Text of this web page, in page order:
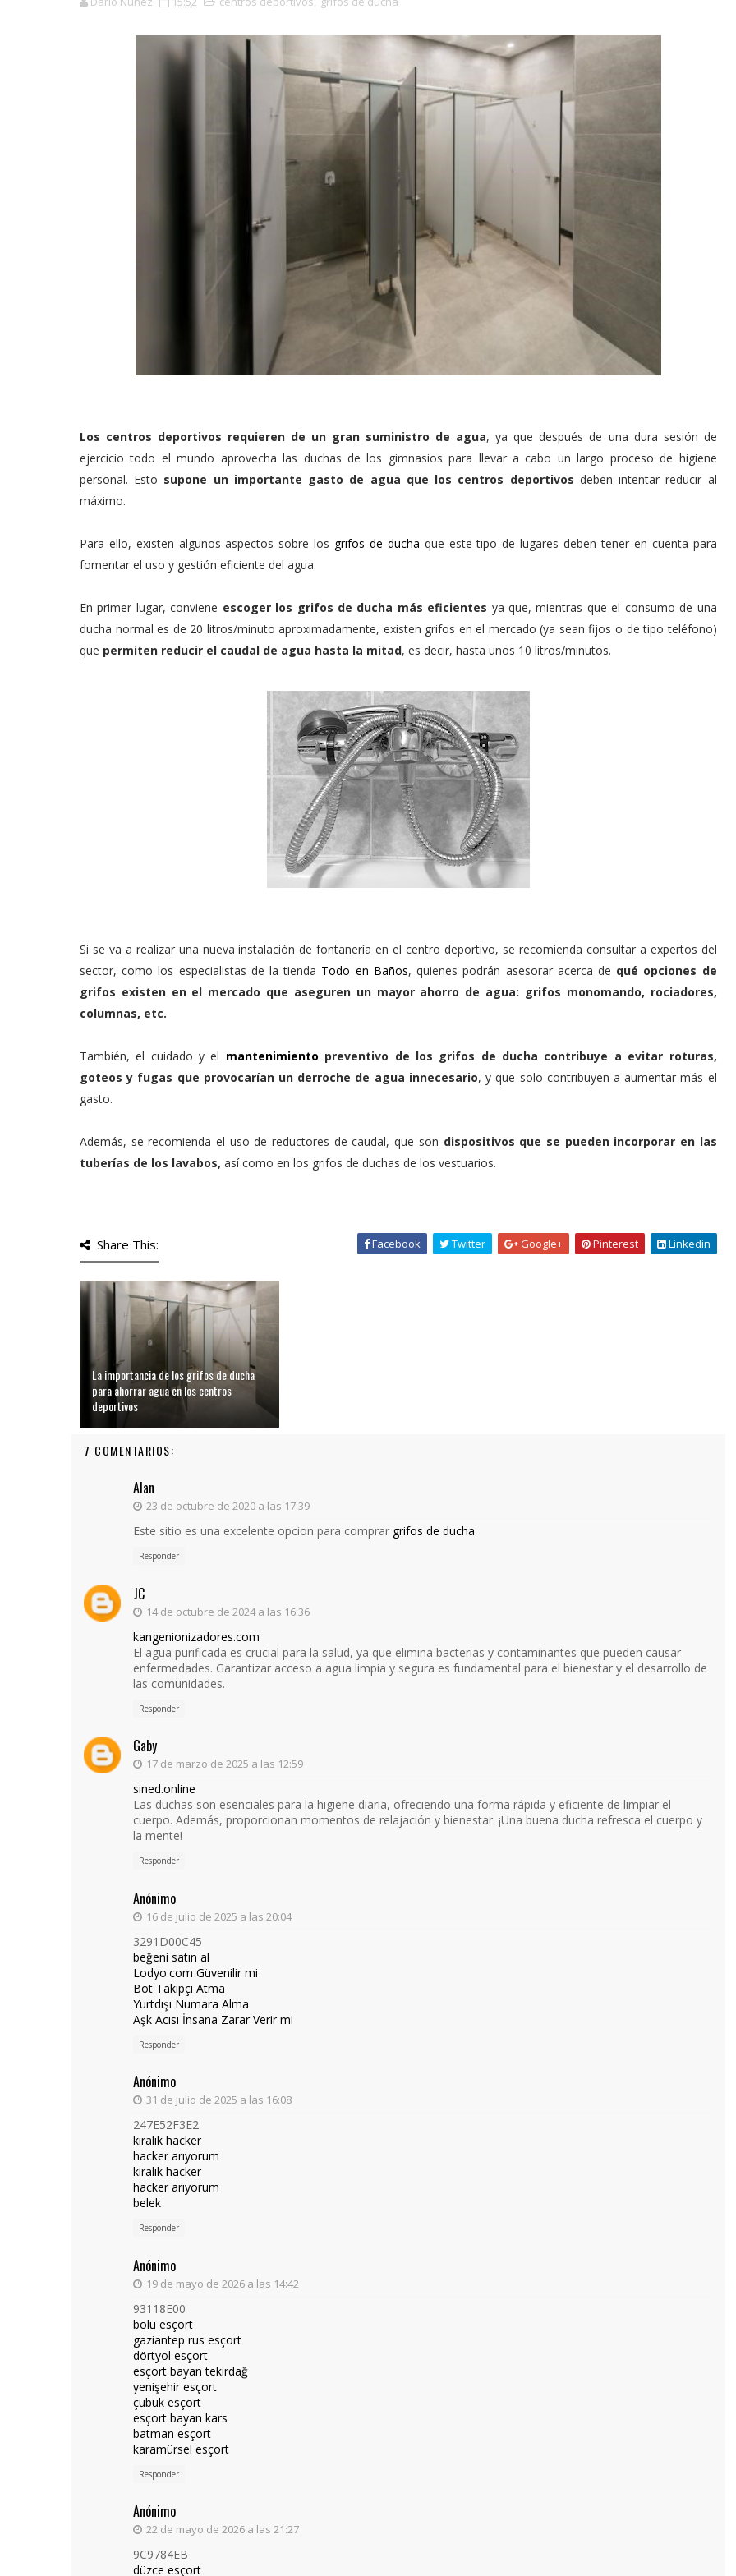
Los centros deportivos requieren de un gran suministro de agua, ya que después de una dura sesión de
ejercicio todo el mundo aprovecha las duchas de los gimnasios para llevar a cabo un largo proceso de higiene
personal. Esto supone un importante gasto de agua que los centros deportivos deben intentar reducir al
máximo.
Para ello, existen algunos aspectos sobre los grifos de ducha que este tipo de lugares deben tener en cuenta para
fomentar el uso y gestión eficiente del agua.
En primer lugar, conviene escoger los grifos de ducha más eficientes ya que, mientras que el consumo de una
ducha normal es de 20 litros/minuto aproximadamente, existen grifos en el mercado (ya sean fijos o de tipo teléfono)
que permiten reducir el caudal de agua hasta la mitad, es decir, hasta unos 10 litros/minutos.
Si se va a realizar una nueva instalación de fontanería en el centro deportivo, se recomienda consultar a expertos del
sector, como los especialistas de la tienda Todo en Baños, quienes podrán asesorar acerca de qué opciones de
grifos existen en el mercado que aseguren un mayor ahorro de agua: grifos monomando, rociadores,
columnas, etc.
También, el cuidado y el mantenimiento preventivo de los grifos de ducha contribuye a evitar roturas,
goteos y fugas que provocarían un derroche de agua innecesario, y que solo contribuyen a aumentar más el
gasto.
Además, se recomienda el uso de reductores de caudal, que son dispositivos que se pueden incorporar en las
tuberías de los lavabos, así como en los grifos de duchas de los vestuarios.
Share This: Facebook Twitter Google+ Pinterest Linkedin
La importancia de los grifos de ducha
para ahorrar agua en los centros
deportivos
7 COMENTARIOS:
Alan
23 de octubre de 2020 a las 17:39
Este sitio es una excelente opcion para comprar grifos de ducha
Responder
JC
14 de octubre de 2024 a las 16:36
kangenionizadores.com
El agua purificada es crucial para la salud, ya que elimina bacterias y contaminantes que pueden causar
enfermedades. Garantizar acceso a agua limpia y segura es fundamental para el bienestar y el desarrollo de
las comunidades.
Responder
Gaby
17 de marzo de 2025 a las 12:59
sined.online
Las duchas son esenciales para la higiene diaria, ofreciendo una forma rápida y eficiente de limpiar el
cuerpo. Además, proporcionan momentos de relajación y bienestar. ¡Una buena ducha refresca el cuerpo y
la mente!
Responder
Anónimo
16 de julio de 2025 a las 20:04
3291D00C45
beğeni satın al
Lodyo.com Güvenilir mi
Bot Takipçi Atma
Yurtdışı Numara Alma
Aşk Acısı İnsana Zarar Verir mi
Responder
Anónimo
31 de julio de 2025 a las 16:08
247E52F3E2
kiralık hacker
hacker arıyorum
kiralık hacker
hacker arıyorum
belek
Responder
Anónimo
19 de mayo de 2026 a las 14:42
93118E00
bolu esçort
gaziantep rus esçort
dörtyol esçort
esçort bayan tekirdağ
yenişehir esçort
çubuk esçort
esçort bayan kars
batman esçort
karamürsel esçort
Responder
Anónimo
22 de mayo de 2026 a las 21:27
9C9784EB
düzce esçort